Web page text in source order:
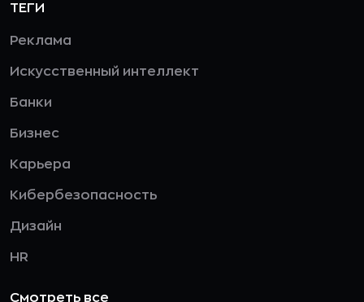
ТЕГИ
Реклама
Искусственный интеллект
Банки
Бизнес
Карьера
Кибербезопасность
Дизайн
HR
Смотреть все